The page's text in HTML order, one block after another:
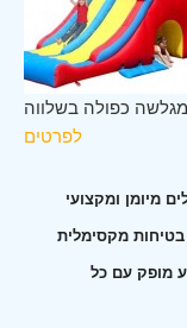
כפולה בשלווה
לפרטים
מיומן ומקצועי
מקסימלית
מופק עם כל